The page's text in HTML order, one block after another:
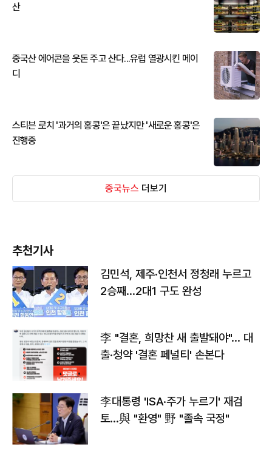
산
중국산 에어콘을 웃돈 주고 산다...유럽 열광시킨 메이
디
스티븐 로치 '과거의 홍콩'은 끝났지만 '새로운 홍콩'은
진행중
중국뉴스 더보기
추천기사
김민석, 제주·인천서 정청래 누르고
2승째…2대1 구도 완성
李 "결혼, 희망찬 새 출발돼야"… 대
출·청약 '결혼 페널티' 손본다
李대통령 'ISA·주가 누르기' 재검
토…與 "환영" 野 "졸속 국정"